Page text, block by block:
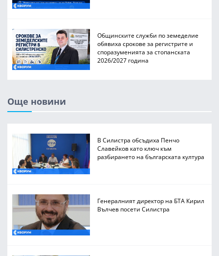
Общинските служби по земеделие
обявиха срокове за регистрите и
споразуменията за стопанската
2026/2027 година
Още новини
В Силистра обсъдиха Пенчо
Славейков като ключ към
разбирането на българската култура
Генералният директор на БТА Кирил
Вълчев посети Силистра